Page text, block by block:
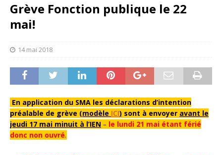
Grève Fonction publique le 22
mai!
14 mai 2018
En application du SMA les déclarations d’intention
préalable de grève (modèle ICI) sont à envoyer avant le
jeudi 17 mai minuit à l’IEN – le lundi 21 mai étant férié
donc non ouvré.